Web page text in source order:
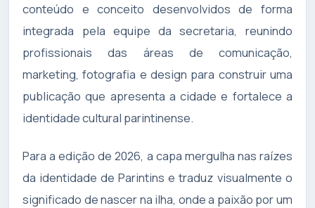
conteúdo e conceito desenvolvidos de forma
integrada pela equipe da secretaria, reunindo
profissionais das áreas de comunicação,
marketing, fotografia e design para construir uma
publicação que apresenta a cidade e fortalece a
identidade cultural parintinense.
Para a edição de 2026, a capa mergulha nas raízes
da identidade de Parintins e traduz visualmente o
significado de nascer na ilha, onde a paixão por um